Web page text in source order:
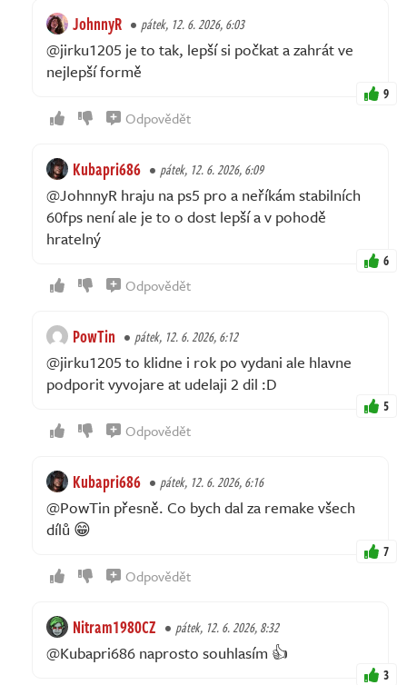
JohnnyR pátek, 12. 6. 2026, 6:03
@jirku1205 je to tak, lepší si počkat a zahrát ve
nejlepší formě
9
Odpovědět
Kubapri686 pátek, 12. 6. 2026, 6:09
@JohnnyR hraju na ps5 pro a neříkám stabilních
60fps není ale je to o dost lepší a v pohodě
hratelný
6
Odpovědět
PowTin pátek, 12. 6. 2026, 6:12
@jirku1205 to klidne i rok po vydani ale hlavne
podporit vyvojare at udelaji 2 dil :D
5
Odpovědět
Kubapri686 pátek, 12. 6. 2026, 6:16
@PowTin přesně. Co bych dal za remake všech
dílů 😁
7
Odpovědět
Nitram1980CZ pátek, 12. 6. 2026, 8:32
@Kubapri686 naprosto souhlasím 👍
3